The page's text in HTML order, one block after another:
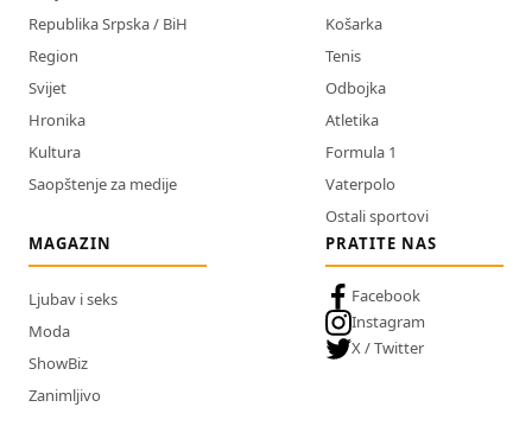
Republika Srpska / BiH
Region
Svijet
Hronika
Kultura
Saopštenje za medije
Košarka
Tenis
Odbojka
Atletika
Formula 1
Vaterpolo
Ostali sportovi
MAGAZIN
Ljubav i seks
Moda
ShowBiz
Zanimljivo
PRATITE NAS
Facebook
Instagram
X / Twitter